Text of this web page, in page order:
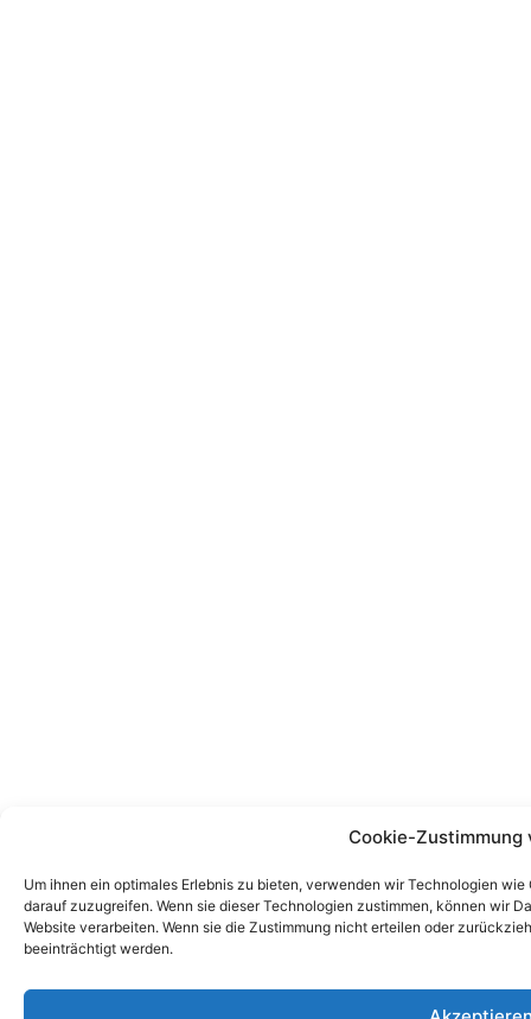
Cookie-Zustimmung
Um ihnen ein optimales Erlebnis zu bieten, verwenden wir Technologien
darauf zuzugreifen. Wenn sie dieser Technologien zustimmen, können wir
Website verarbeiten. Wenn sie die Zustimmung nicht erteilen oder
beeinträchtigt werden.